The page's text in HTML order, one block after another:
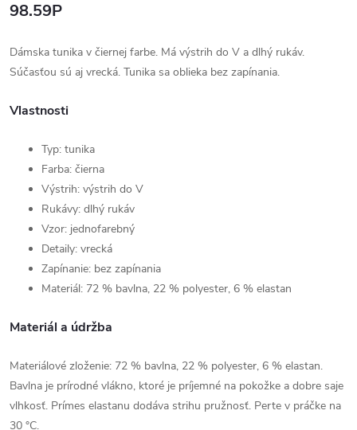
98.59P
Dámska tunika v čiernej farbe. Má výstrih do V a dlhý rukáv.
Súčasťou sú aj vrecká. Tunika sa oblieka bez zapínania.
Vlastnosti
Typ: tunika
Farba: čierna
Výstrih: výstrih do V
Rukávy: dlhý rukáv
Vzor: jednofarebný
Detaily: vrecká
Zapínanie: bez zapínania
Materiál: 72 % bavlna, 22 % polyester, 6 % elastan
Materiál a údržba
Materiálové zloženie: 72 % bavlna, 22 % polyester, 6 % elastan.
Bavlna je prírodné vlákno, ktoré je príjemné na pokožke a dobre saje
vlhkosť. Prímes elastanu dodáva strihu pružnosť. Perte v práčke na
30 °C.